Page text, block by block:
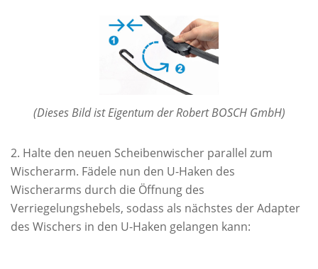
(Dieses Bild ist Eigentum der Robert BOSCH GmbH)
Halte den neuen Scheibenwischer parallel zum
Wischerarm. Fädele nun den U-Haken des
Wischerarms durch die Öffnung des
Verriegelungshebels, sodass als nächstes der Adapter
des Wischers in den U-Haken gelangen kann: